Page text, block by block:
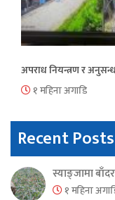
अपराध नियन्त्रण र
१ महिना अगाडि
Recent Posts
स्याङ्जामा
१ महिना